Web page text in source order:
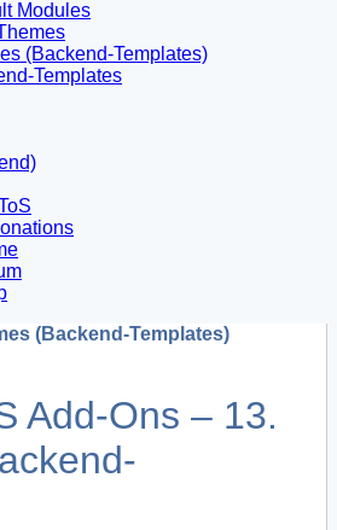
Modules
(Backend-Templates)
Templates
(Backend-Templates)
Add-Ons – 13.